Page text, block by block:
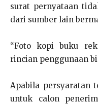
surat pernyataan
dari sumber lain
“Foto kopi buku
rincian penggunaan
Apabila persyaratan
untuk calon